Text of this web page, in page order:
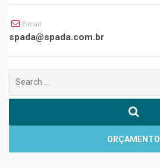
E-mail
spada@spada.com.br
por:
ORÇAMENTO